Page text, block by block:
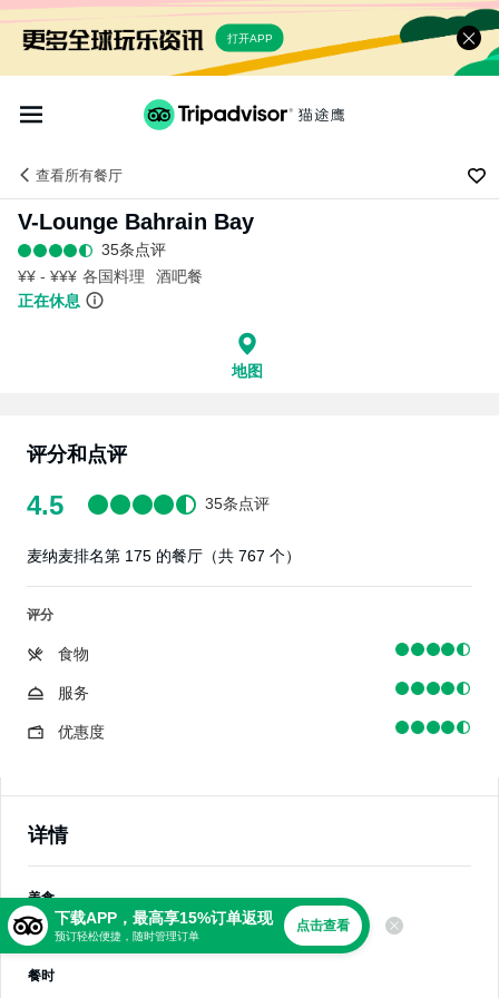
打开APP
查看所有餐厅
V-Lounge Bahrain Bay
35条点评
¥¥ - ¥¥¥ 各国料理
酒吧餐
正在休息
地图
评分和点评
4.5 35条点评
麦纳麦排名第 175 的餐厅（共 767 个）
评分
食物
服务
优惠度
详情
美食
各国料理，酒吧餐，多国料理
餐时
下载APP，最高享15%订单返现
预订轻松便捷，随时管理订单
点击查看